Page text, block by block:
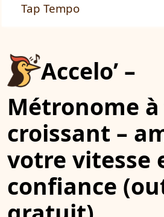
Tap Tempo
Accelo’ –
Métronome
croissant –
votre vitesse
confiance